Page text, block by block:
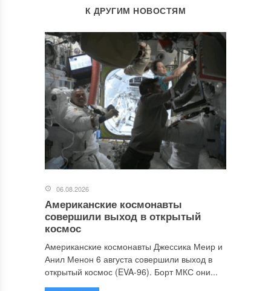
К ДРУГИМ НОВОСТЯМ
06.08.2026
Американские космонавты
совершили выход в открытый
космос
Американские космонавты Джессика Меир и
Анил Менон 6 августа совершили выход в
открытый космос (EVA-96). Борт МКС они...